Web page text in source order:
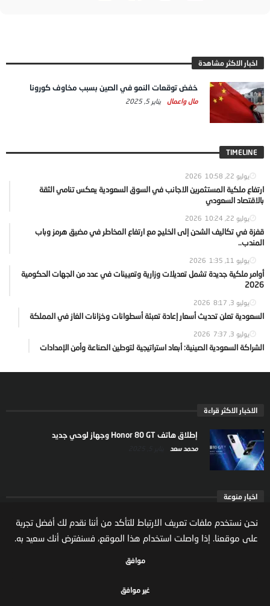
اخبار الاكثر مشاهدة
خفض توقعات النمو في الصين بسبب مخاوف كورونا
مال واعمال يناير 5, 2025
TIMELINE
يوليو 22, 2026 10:58
ارتفاع ملكية المستثمرين الاجانب في السوق السعودية يعكس تنامي الثقة
بالاقتصاد السعودي
يوليو 22, 2026 10:24
قفزة في تكاليف الشحن إلى الخليج مع ارتفاع المخاطر في مضيق هرمز وباب
المندب..
يوليو 11, 2026 1:35
أوامر ملكية جديدة تشمل تعديلات وزارية وتعيينات في عدد من الجهات الحكومية
2026
يوليو 3, 2026 8:17
السعودية تعلن تحديث أسعار إعادة تعبئة أسطوانات وخزانات الغاز في المملكة
يوليو 3, 2026 7:37
الشراكة السعودية الصينية: أبعاد استراتيجية لتوطين الصناعة وأمن الإمدادات
الاخبار الاكثر قراءة
إطلاق هاتف Honor 80 GT وجهاز لوحي جديد
محمد سعد
اخبار منوعة
ارتفاع ملكية المستثمرين الاجانب في السوق السعودية
مال واعمال
نحن نستخدم ملفات تعريف الارتباط للتأكد من أننا نقدم لك أفضل تجربة
على موقعنا. إذا واصلت استخدام هذا الموقع، فسنفترض أنك سعيد به.
موافق
غير موافق